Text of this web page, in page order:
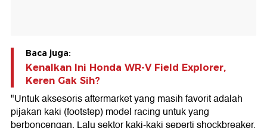
Baca juga:
Kenalkan Ini Honda WR-V Field Explorer,
Keren Gak Sih?
"Untuk aksesoris aftermarket yang masih favorit adalah
pijakan kaki (footstep) model racing untuk yang